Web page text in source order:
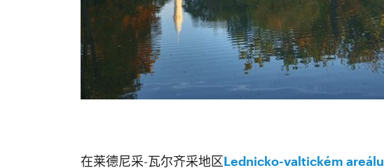
在莱德尼采-瓦尔齐采地区Lednicko-valtickém areálu